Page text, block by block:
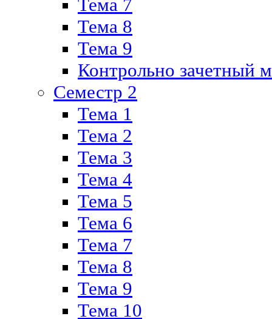
Тема 7
Тема 8
Тема 9
Контрольно зачетный
Семестр 2
Тема 1
Тема 2
Тема 3
Тема 4
Тема 5
Тема 6
Тема 7
Тема 8
Тема 9
Тема 10